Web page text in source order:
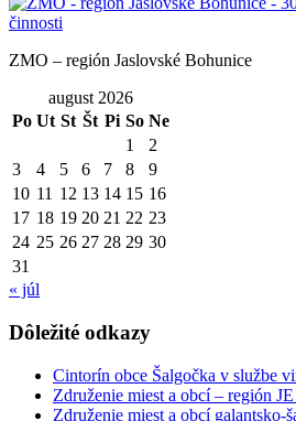
ZMO – región Jaslovské Bohunice
august 2026
Po Ut St Št Pi So Ne
1
2
3
4 5 6 7 8
9
10 11 12 13 14 15 16
17 18 19 20 21 22 23
24 25 26 27 28 29 30
31
« júl
Dôležité odkazy
Cintorín obce Šalgočka v službe
Združenie miest a obcí – región
Združenie miest a obcí galantsko-